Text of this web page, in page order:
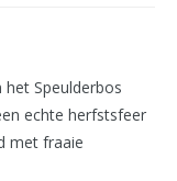
Speulderbos
echte herfstsfeer
met fraaie